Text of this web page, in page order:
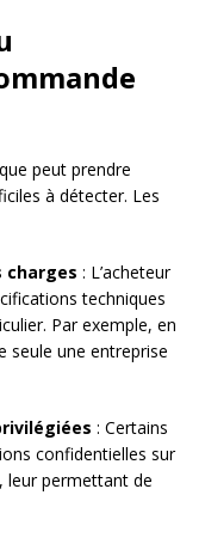
peut prendre
à détecter. Les
charges : L’acheteur
techniques
Par exemple, en
seule une entreprise
: Certains
confidentielles sur
leur permettant de